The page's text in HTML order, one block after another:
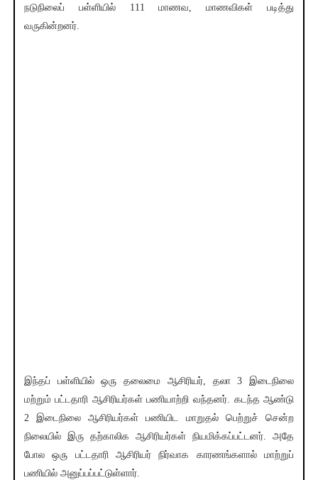
நடுநிலைப் பள்ளியில் 111 மாணவ, மாணவிகள் படித்து
வருகின்றனர்.
இந்தப் பள்ளியில் ஒரு தலைமை ஆசிரியர், தலா 3 இடைநிலை
மற்றும் பட்டதாரி ஆசிரியர்கள் பணியாற்றி வந்தனர். கடந்த ஆண்டு
2 இடைநிலை ஆசிரியர்கள் பணியிட மாறுதல் பெற்றுச் சென்ற
நிலையில் இரு தற்காலிக ஆசிரியர்கள் நியமிக்கப்பட்டனர். அதே
போல ஒரு பட்டதாரி ஆசிரியர் நிர்வாக காரணங்களால் மாற்றுப்
பணியில் அனுப்பப்பட்டுள்ளார்.